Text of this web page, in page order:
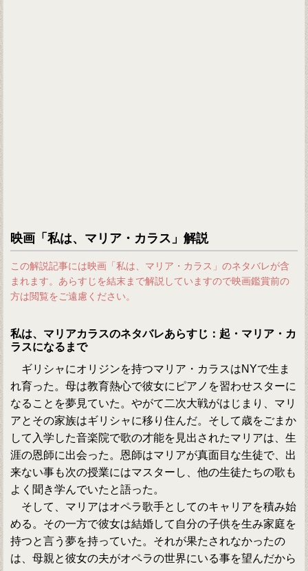
映画「私は、マリア・カラス」解説
この解説記事には映画「私は、マリア・カラス」のネタバレが含
まれます。あらすじを結末まで解説していますので映画鑑賞前の
方は閲覧をご遠慮ください。
私は、マリアカラスのネタバレあらすじ：起・マリア・カ
ラスになるまで
ギリシャにオリジンを持つマリア・カラスはNYで生ま
れ育った。母は教育熱心で彼女にピアノを習わせスターに
なることを夢見ていた。やがて二次大戦がはじまり、マリ
アとその家族はギリシャに移り住んだ。そして歳をごまか
して入学した音楽院で歌の才能を見出されたマリアは、生
涯の恩師に出会った。恩師はマリアが真面目な生徒で、出
来ない事も次の授業にはマスターし、他の生徒たちの歌も
よく聞き学んでいたと語った。
そして、マリアはオペラ歌手としてのキャリアを積み始
める。その一方で彼女は結婚して自分の子供を生み家庭を
持つと言う夢を持っていた。それが果たされなかったの
は、母親と彼女の夫がオペラの世界にいる事を望んだから